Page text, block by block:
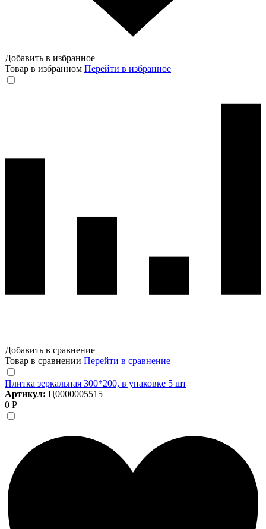
Добавить в избранное
Товар в избранном Перейти в избранное
Добавить в сравнение
Товар в сравнении Перейти в сравнение
Плитка зеркальная 300*200, в упаковке 5 шт
Артикул: Ц0000005515
0 Р